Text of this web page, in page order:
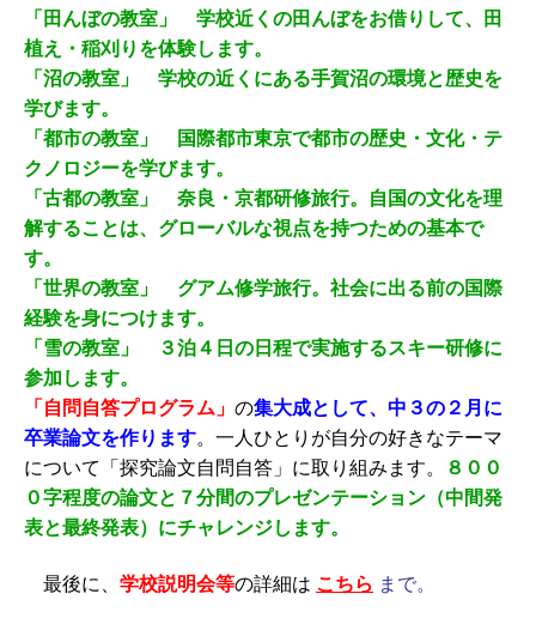
「田んぼの教室」 学校近くの田んぼをお借りして、田
植え・稲刈りを体験します。
「沼の教室」 学校の近くにある手賀沼の環境と歴史を
学びます。
「都市の教室」 国際都市東京で都市の歴史・文化・テ
クノロジーを学びます。
「古都の教室」 奈良・京都研修旅行。自国の文化を理
解することは、グローバルな視点を持つための基本で
す。
「世界の教室」 グアム修学旅行。社会に出る前の国際
経験を身につけます。
「雪の教室」 ３泊４日の日程で実施するスキー研修に
参加します。
「自問自答プログラム」 の集大成として、中３の２月に
卒業論文を作ります。一人ひとりが自分の好きなテーマ
について「探究論文自問自答」に取り組みます。
８００
０字程度の論文と７分間のプレゼンテーション（中間発
表と最終発表）にチャレンジします。
最後に、 学校説明会等の詳細は こちら まで。